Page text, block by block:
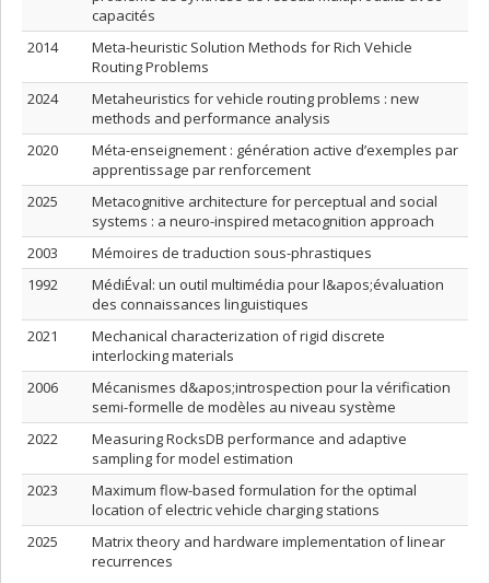
capacités
2014
Meta-heuristic Solution Methods for Rich Vehicle
Routing Problems
2024
Metaheuristics for vehicle routing problems : new
methods and performance analysis
2020
Méta-enseignement : génération active d’exemples par
apprentissage par renforcement
2025
Metacognitive architecture for perceptual and social
systems : a neuro-inspired metacognition approach
2003
Mémoires de traduction sous-phrastiques
1992
MédiÉval: un outil multimédia pour l&apos;évaluation
des connaissances linguistiques
2021
Mechanical characterization of rigid discrete
interlocking materials
2006
Mécanismes d&apos;introspection pour la vérification
semi-formelle de modèles au niveau système
2022
Measuring RocksDB performance and adaptive
sampling for model estimation
2023
Maximum flow-based formulation for the optimal
location of electric vehicle charging stations
2025
Matrix theory and hardware implementation of linear
recurrences